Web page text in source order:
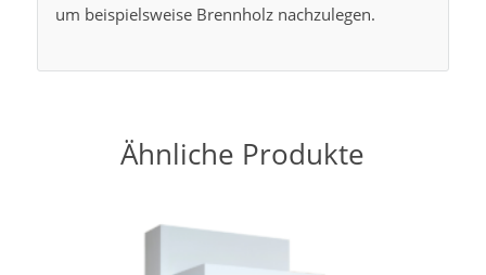
um beispielsweise Brennholz nachzulegen.
Ähnliche Produkte